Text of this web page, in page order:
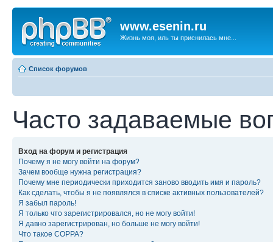
www.esenin.ru
Жизнь моя, иль ты приснилась мне...
Список форумов
Часто задаваемые
Вход на форум и регистрация
Почему я не могу войти на форум?
Зачем вообще нужна регистрация?
Почему мне периодически приходится заново вводить имя и пароль?
Как сделать, чтобы я не появлялся в списке активных пользователей?
Я забыл пароль!
Я только что зарегистрировался, но не могу войти!
Я давно зарегистрирован, но больше не могу войти!
Что такое COPPA?